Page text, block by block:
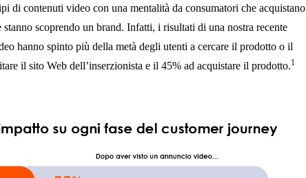
di contenuti video con una mentalità da consumatori che acquistano
scoprendo un brand. Infatti, i risultati di una nostra recente
hanno spinto più della metà degli utenti a cercare il prodotto o il
il sito Web dell’inserzionista e il 45% ad acquistare il prodotto.1